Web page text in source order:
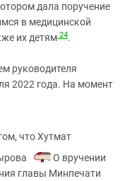
дала поручение
в медицинской
их детям 24.
руководителя
2022 года. На момент
что Хутмат
. О вручении
главы Минпечати